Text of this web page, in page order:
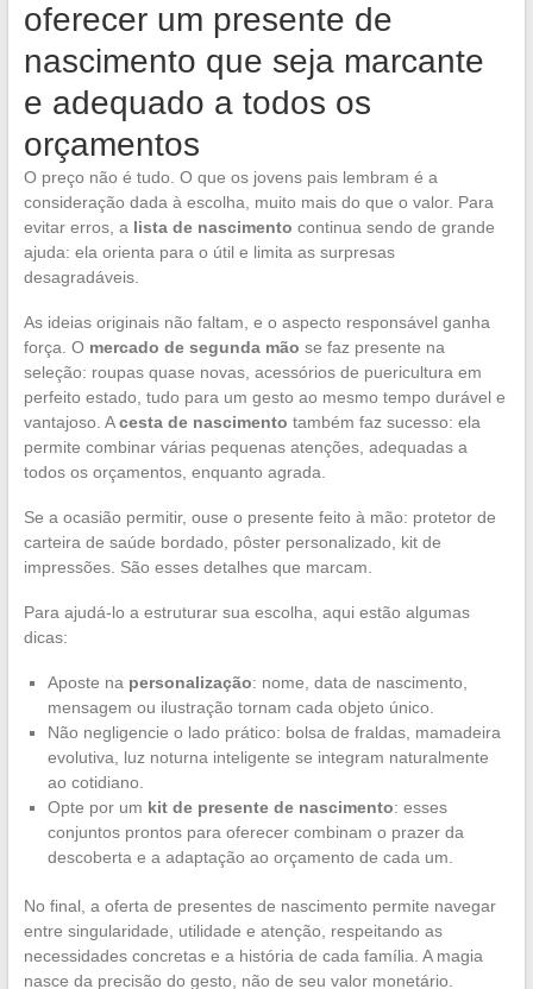
oferecer um presente de
nascimento que seja marcante
e adequado a todos os
orçamentos
O preço não é tudo. O que os jovens pais lembram é a
consideração dada à escolha, muito mais do que o valor. Para
evitar erros, a lista de nascimento continua sendo de grande
ajuda: ela orienta para o útil e limita as surpresas
desagradáveis.
As ideias originais não faltam, e o aspecto responsável ganha
força. O mercado de segunda mão se faz presente na
seleção: roupas quase novas, acessórios de puericultura em
perfeito estado, tudo para um gesto ao mesmo tempo durável e
vantajoso. Acesta de nascimento também faz sucesso: ela
permite combinar várias pequenas atenções, adequadas a
todos os orçamentos, enquanto agrada.
Se a ocasião permitir, ouse o presente feito à mão: protetor de
carteira de saúde bordado, pôster personalizado, kit de
impressões. São esses detalhes que marcam.
Para ajudá-lo a estruturar sua escolha, aqui estão algumas
dicas:
Aposte na personalização: nome, data de nascimento,
mensagem ou ilustração tornam cada objeto único.
Não negligencie o lado prático: bolsa de fraldas, mamadeira
evolutiva, luz noturna inteligente se integram naturalmente
ao cotidiano.
Opte por um kit de presente de nascimento: esses
conjuntos prontos para oferecer combinam o prazer da
descoberta e a adaptação ao orçamento de cada um.
No final, a oferta de presentes de nascimento permite navegar
entre singularidade, utilidade e atenção, respeitando as
necessidades concretas e a história de cada família. A magia
nasce da precisão do gesto, não de seu valor monetário.